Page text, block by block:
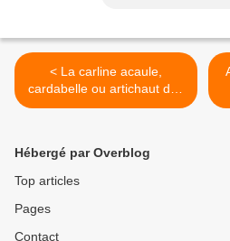
< La carline acaule,
cardabelle ou artichaut des
Alpes .
Hébergé par Overblog
Top articles
Pages
Contact